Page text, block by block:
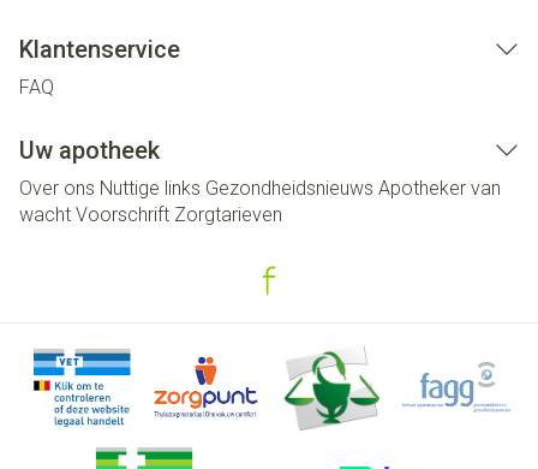
Klantenservice
FAQ
Uw apotheek
Over ons Nuttige links Gezondheidsnieuws Apotheker van
wacht Voorschrift Zorgtarieven